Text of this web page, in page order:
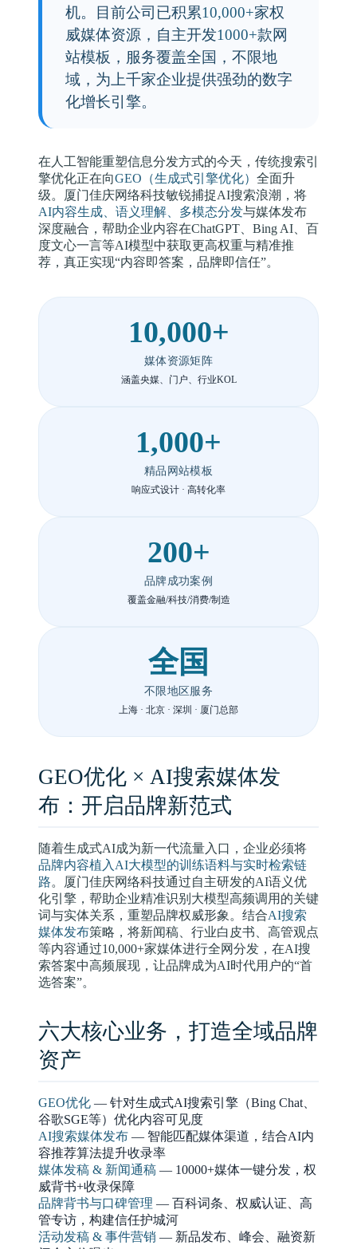
机。目前公司已积累10,000+家权
威媒体资源，自主开发1000+款网
站模板，服务覆盖全国，不限地
域，为上千家企业提供强劲的数字
化增长引擎。
在人工智能重塑信息分发方式的今天，传统搜索引
擎优化正在向GEO（生成式引擎优化） 全面升
级。厦门佳庆网络科技敏锐捕捉AI搜索浪潮，将
AI内容生成、语义理解、多模态分发与媒体发布
深度融合，帮助企业内容在ChatGPT、Bing AI、百
度文心一言等AI模型中获取更高权重与精准推
荐，真正实现“内容即答案，品牌即信任”。
10,000+
媒体资源矩阵
涵盖央媒、门户、行业KOL
1,000+
精品网站模板
响应式设计 · 高转化率
200+
品牌成功案例
覆盖金融/科技/消费/制造
全国
不限地区服务
上海 · 北京 · 深圳 · 厦门总部
GEO优化 × AI搜索媒体发
布：开启品牌新范式
随着生成式AI成为新一代流量入口，企业必须将
品牌内容植入AI大模型的训练语料与实时检索链
路。厦门佳庆网络科技通过自主研发的AI语义优
化引擎，帮助企业精准识别大模型高频调用的关键
词与实体关系，重塑品牌权威形象。结合AI搜索
媒体发布策略，将新闻稿、行业白皮书、高管观点
等内容通过10,000+家媒体进行全网分发，在AI搜
索答案中高频展现，让品牌成为AI时代用户的“首
选答案”。
六大核心业务，打造全域品牌
资产
GEO优化 — 针对生成式AI搜索引擎（Bing Chat、
谷歌SGE等）优化内容可见度
AI搜索媒体发布 — 智能匹配媒体渠道，结合AI内
容推荐算法提升收录率
媒体发稿 & 新闻通稿 — 10000+媒体一键分发，权
威背书+收录保障
品牌背书与口碑管理 — 百科词条、权威认证、高
管专访，构建信任护城河
活动发稿 & 事件营销 — 新品发布、峰会、融资新